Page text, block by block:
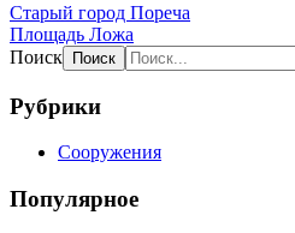
Старый город Пореча
Площадь Ложа
Поиск
Рубрики
Сооружения
Популярное